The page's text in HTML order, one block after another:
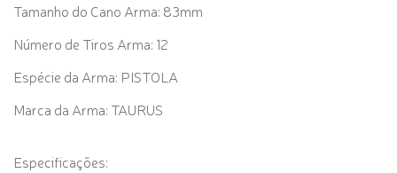
Tamanho do Cano Arma: 83mm
Número de Tiros Arma: 12
Espécie da Arma: PISTOLA
Marca da Arma: TAURUS
Especificações: